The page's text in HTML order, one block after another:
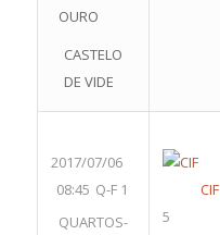
OURO
CASTELO
DE VIDE
2017/07/06
08:45 Q-F 1
QUARTOS-
CIF
5